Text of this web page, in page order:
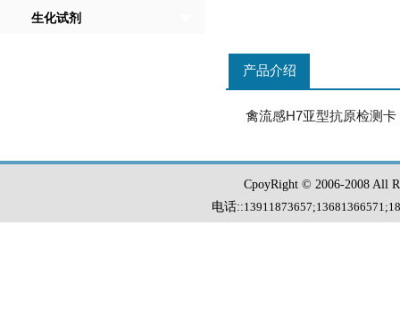
生化试剂
产品介绍
禽流感H7亚型抗原检测卡
CpoyRight © 2006-2008 All
电话::13911873657;13681366571;